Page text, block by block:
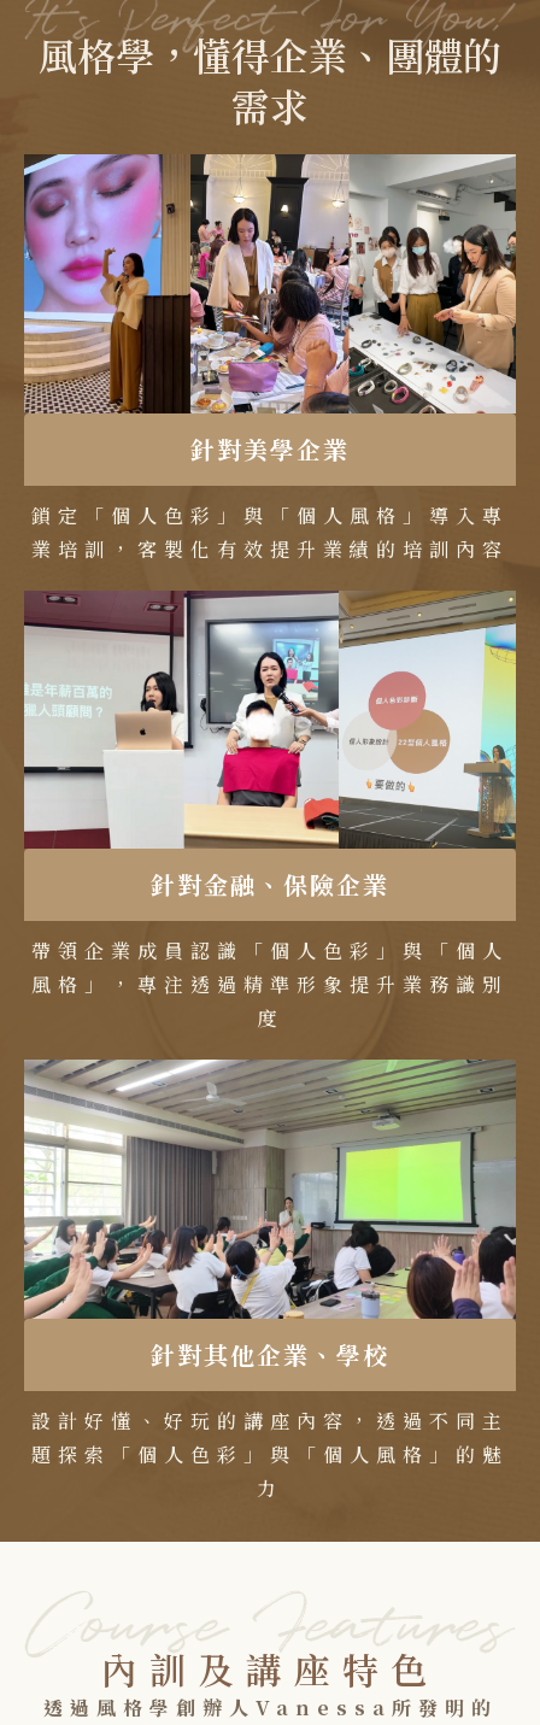
風格學，懂得企業、團體的
需求
針對美學企業
鎖定「個人色彩」與「個人風格」導入專
業培訓，客製化有效提升業績的培訓內容
針對金融、保險企業
帶領企業成員認識「個人色彩」與「個人
風格」，專注透過精準形象提升業務識別
度
針對其他企業、學校
設計好懂、好玩的講座內容，透過不同主
題探索「個人色彩」與「個人風格」的魅
力
內訓及講座特色
透過風格學創辦人Vanessa所發明的